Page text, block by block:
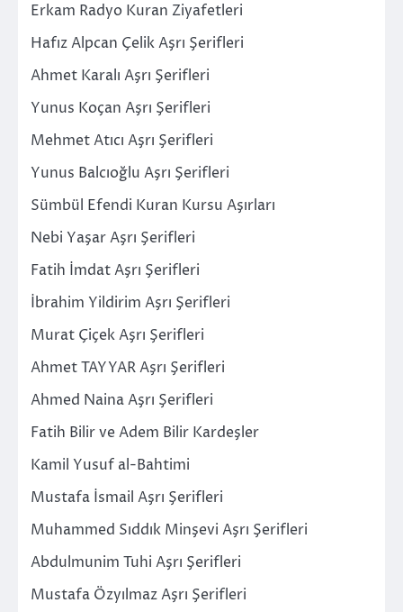
Erkam Radyo Kuran Ziyafetleri
Hafız Alpcan Çelik Aşrı Şerifleri
Ahmet Karalı Aşrı Şerifleri
Yunus Koçan Aşrı Şerifleri
Mehmet Atıcı Aşrı Şerifleri
Yunus Balcıoğlu Aşrı Şerifleri
Sümbül Efendi Kuran Kursu Aşırları
Nebi Yaşar Aşrı Şerifleri
Fatih İmdat Aşrı Şerifleri
İbrahim Yildirim Aşrı Şerifleri
Murat Çiçek Aşrı Şerifleri
Ahmet TAYYAR Aşrı Şerifleri
Ahmed Naina Aşrı Şerifleri
Fatih Bilir ve Adem Bilir Kardeşler
Kamil Yusuf al-Bahtimi
Mustafa İsmail Aşrı Şerifleri
Muhammed Sıddık Minşevi Aşrı Şerifleri
Abdulmunim Tuhi Aşrı Şerifleri
Mustafa Özyılmaz Aşrı Şerifleri